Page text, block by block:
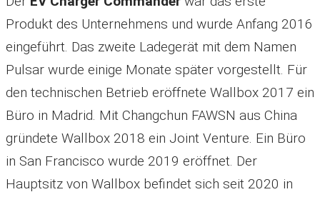
Produkt des Unternehmens und wurde Anfang 2016
eingeführt. Das zweite Ladegerät mit dem Namen
Pulsar wurde einige Monate später vorgestellt. Für
den technischen Betrieb eröffnete Wallbox 2017 ein
Büro in Madrid. Mit Changchun FAWSN aus China
gründete Wallbox 2018 ein Joint Venture. Ein Büro
in San Francisco wurde 2019 eröffnet. Der
Hauptsitz von Wallbox befindet sich seit 2020 in